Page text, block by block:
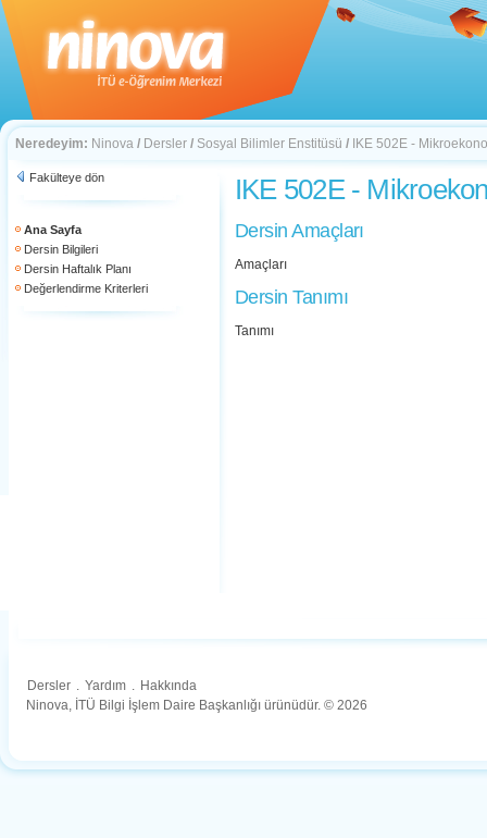
Neredeyim: Ninova / Dersler / Sosyal Bilimler Enstitüsü / IKE 502E -
Fakülteye dön
Ana Sayfa
Dersin Bilgileri
Dersin Haftalık Planı
Değerlendirme Kriterleri
IKE 502E -
Dersin Amaçları
Amaçları
Dersin Tanımı
Tanımı
Dersler . Yardım . Hakkında
Ninova, İTÜ Bilgi İşlem Daire Başkanlığı ürünüdür. © 2026